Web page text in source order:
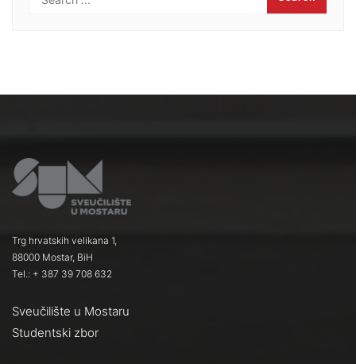
Trg hrvatskih velikana 1,
88000 Mostar, BiH
Tel.: + 387 39 708 632
Sveučilište u Mostaru
Studentski zbor